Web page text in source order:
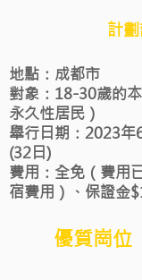
計
地點：成都市
對象：18-30歲的
永久性居民）
舉行日期：2023年
(32日)
費用：全免（費用
宿費用）、保證金
優質崗位